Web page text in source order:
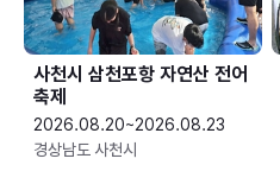
사천시 삼천포항 자연산 전어
축제
2026.08.20~2026.08.23
경상남도 사천시